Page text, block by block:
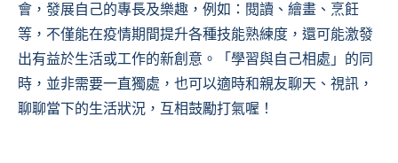
會，發展自己的專長及樂趣，例如：閱讀、繪畫、烹飪
等，不僅能在疫情期間提升各種技能熟練度，還可能激發
出有益於生活或工作的新創意。「學習與自己相處」的同
時，並非需要一直獨處，也可以適時和親友聊天、視訊，
聊聊當下的生活狀況，互相鼓勵打氣喔！